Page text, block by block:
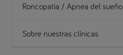
Roncopatía / Apnea del sueño
Sobre nuestras clínicas